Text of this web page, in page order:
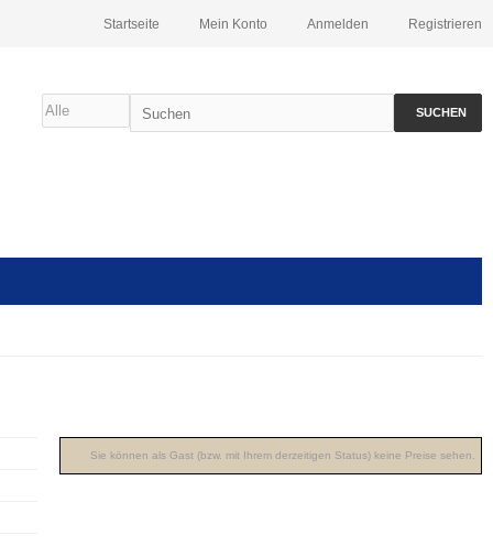
Registrieren
Anmelden
Mein Konto
Startseite
SUCHEN
Sie können als Gast (bzw. mit Ihrem derzeitigen Status) keine Preise sehen.